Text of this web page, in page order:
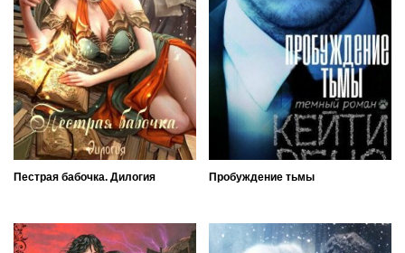
Пестрая бабочка. Дилогия Пробуждение тьмы